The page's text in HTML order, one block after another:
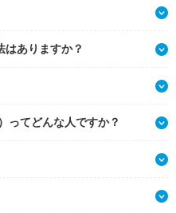
はありますか？
ってどんな人ですか？